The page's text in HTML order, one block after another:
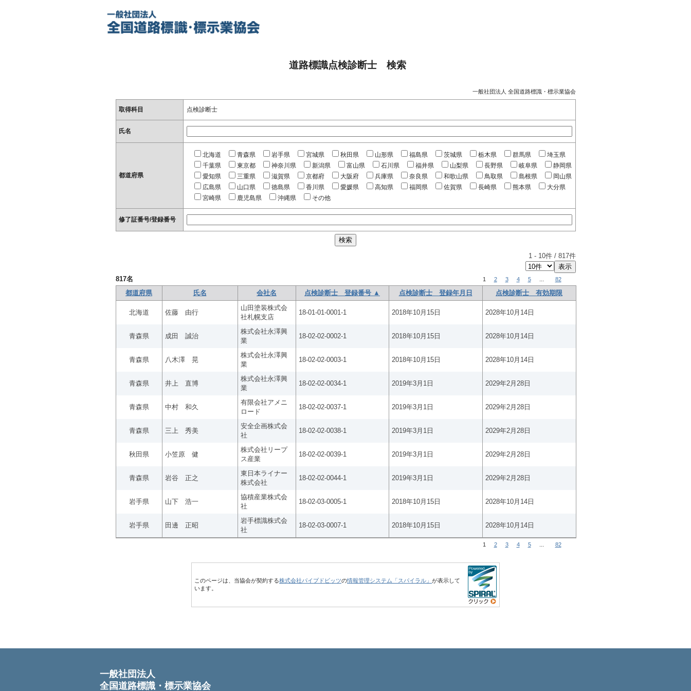
道路標識点検診断士 検索
一般社団法人 全国道路標識・標示業協会
取得科目 点検診断士
氏名
都道府県
北海道 青森県 岩手県 宮城県 秋田県 山形県 福島県 茨城県 栃木県 群馬県
埼玉県
千葉県
東京都 神奈川県 新潟県 富山県 石川県 福井県 山梨県 長野県 岐阜県
静岡県
愛知県
三重県 滋賀県 京都府 大阪府 兵庫県 奈良県 和歌山県 鳥取県 島根県
岡山県
広島県
山口県 徳島県 香川県 愛媛県 高知県 福岡県 佐賀県 長崎県 熊本県
大分県
宮崎県
鹿児島県 沖縄県 その他
修了証番号/登録番号
1- 10件 / 817件
817名 1 2 3 4 5 82
都道府県 氏名 会社名 点検診断士 登録番号 ▲ 点検診断士 登録年月日 点検診断士 有効期限
北海道 佐藤 由行
山田塗装株式会
社札幌支店
18-01-01-0001-1 2018年10月15日 2028年10月14日
青森県 成田 誠治
株式会社永澤興
業
18-02-02-0002-1 2018年10月15日 2028年10月14日
青森県 八木澤 晃
株式会社永澤興
業
18-02-02-0003-1 2018年10月15日 2028年10月14日
青森県 井上 直博
株式会社永澤興
業
18-02-02-0034-1 2019年3月1日 2029年2月28日
青森県 中村 和久
有限会社アメニ
ロード
18-02-02-0037-1 2019年3月1日 2029年2月28日
青森県 三上 秀美
安全企画株式会
社
18-02-02-0038-1 2019年3月1日 2029年2月28日
秋田県 小笠原 健
株式会社リープ
ス産業
18-02-02-0039-1 2019年3月1日 2029年2月28日
青森県 岩谷 正之
東日本ライナー
株式会社
18-02-02-0044-1 2019年3月1日 2029年2月28日
岩手県 山下 浩一
協積産業株式会
社
18-02-03-0005-1 2018年10月15日 2028年10月14日
岩手県 田邊 正昭
岩手標識株式会
社
18-02-03-0007-1 2018年10月15日 2028年10月14日
1 2 3 4 5 82
このページは、当協会が契約する株式会社パイプドビッツの情報管理システム「スパイラル」 が表示して
います。
一般社団法人
全国道路標識・標示業協会